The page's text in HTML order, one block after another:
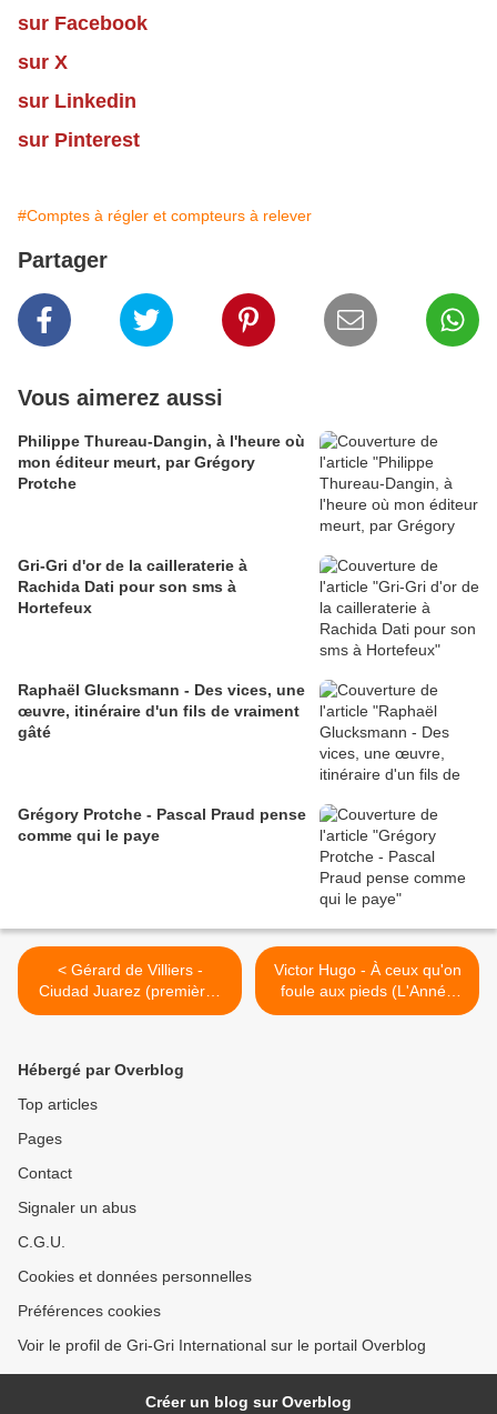
sur Facebook
sur X
sur Linkedin
sur Pinterest
#Comptes à régler et compteurs à relever
Partager
Vous aimerez aussi
Philippe Thureau-Dangin, à l'heure où
mon éditeur meurt, par Grégory
Protche
Gri-Gri d'or de la cailleraterie à
Rachida Dati pour son sms à
Hortefeux
Raphaël Glucksmann - Des vices, une
œuvre, itinéraire d'un fils de vraiment
gâté
Grégory Protche - Pascal Praud pense
comme qui le paye
< Gérard de Villiers -
Ciudad Juarez (premières
pages du SAS 190 lues par
Victor Hugo - À ceux qu'on
foule aux pieds (L'Année
terrible, lu par Grégory
Hébergé par Overblog
Top articles
Pages
Contact
Signaler un abus
C.G.U.
Cookies et données personnelles
Préférences cookies
Voir le profil de Gri-Gri International sur le portail Overblog
Créer un blog sur Overblog